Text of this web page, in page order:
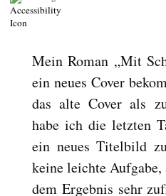
Mein Roman „Mit
ein neues Cover
das alte Cover als
habe ich die letzten
ein neues Titelbild
keine leichte
dem Ergebnis sehr
add_circle_outline
Heller Kontrast
format_underlined Links
font_download Links markieren
Reset
all